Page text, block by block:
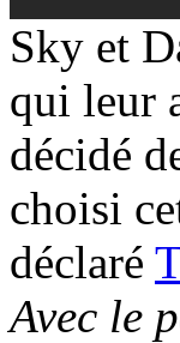
Sky et
qui leur
décidé
choisi
déclaré
Avec le